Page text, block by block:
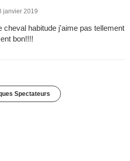
janvier 2019
cheval habitude j'aime pas tellement
bon!!!!
Spectateurs